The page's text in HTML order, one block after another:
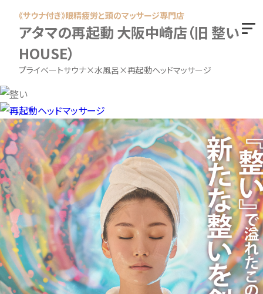
《サウナ付き》眼精疲労と頭のマッサージ専門店
アタマの再起動 大阪中崎店（旧 整い
HOUSE）
プライベートサウナ×水風呂×再起動ヘッドマッサージ